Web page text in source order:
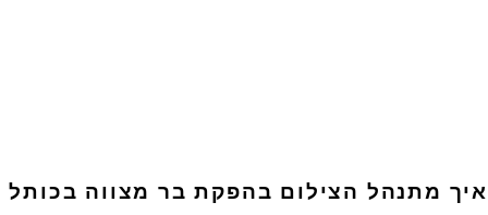
איך מתנהל הצילום בהפקת בר מצווה בכותל